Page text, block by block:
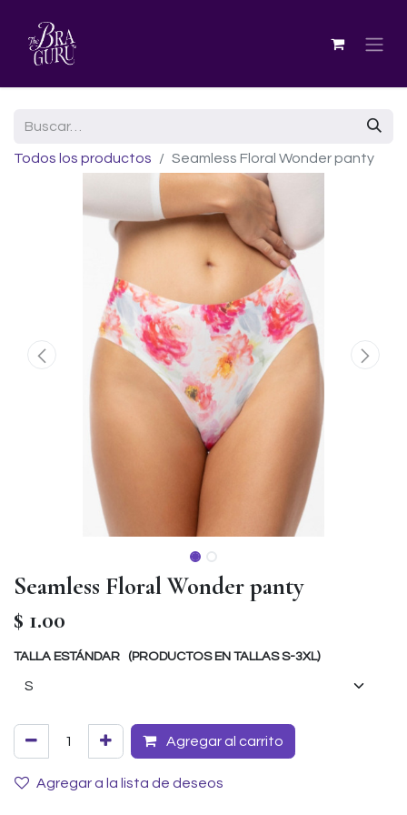
Todos los productos Seamless Floral Wonder panty
Seamless Floral Wonder panty
$ 1.00
TALLA ESTÁNDAR (PRODUCTOS EN TALLAS S-3XL)
Agregar al carrito
Agregar a la lista de deseos